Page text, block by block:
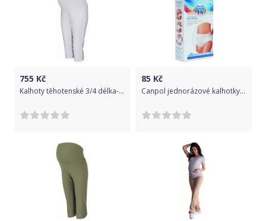
755 Kč
Kalhoty těhotenské 3/4 délka- PRUŽNÝ LEM bílé - Be MaaMaa velikost M
85 Kč
Canpol jednorázové kalhotky 5 ks